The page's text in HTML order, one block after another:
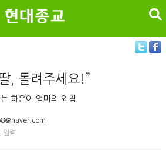
검색
, 돌려주세요!”
하은이 엄마의 외침
입력